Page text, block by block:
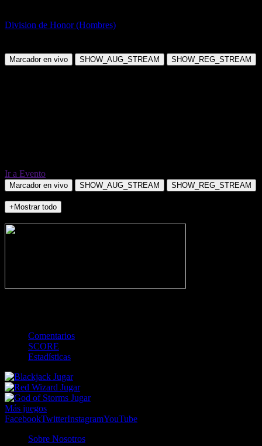
Division de Honor (Hombres)
Marcador en vivo SHOW_AUG_STREAM SHOW_REG_STREAM
Ir a Evento
Marcador en vivo SHOW_AUG_STREAM SHOW_REG_STREAM
+Mostrar todo
Comentarios
SCORE
Estadísticas
Jugar
Jugar
Jugar
Más juegos
FacebookTwitterInstagramYouTube
Sobre Nosotros